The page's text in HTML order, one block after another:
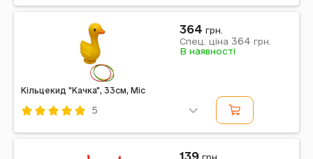
Рожевий
Примітка: Країна виробник: Китай
Кільцекид "Качка", 33см, Mic
5
364 грн.
Спец. ціна 364 грн.
В наявності
139 грн.